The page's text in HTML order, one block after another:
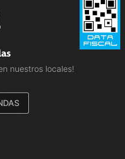
nuestros locales!